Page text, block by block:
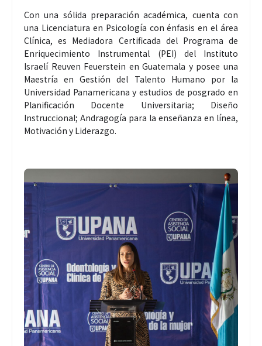
Con una sólida preparación académica, cuenta con
una Licenciatura en Psicología con énfasis en el área
Clínica, es Mediadora Certificada del Programa de
Enriquecimiento Instrumental (PEI) del Instituto
Israelí Reuven Feuerstein en Guatemala y posee una
Maestría en Gestión del Talento Humano por la
Universidad Panamericana y estudios de posgrado en
Planificación Docente Universitaria; Diseño
Instruccional; Andragogía para la enseñanza en línea,
Motivación y Liderazgo.